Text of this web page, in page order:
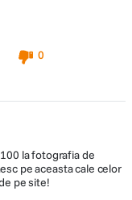
0
la fotografia de
pe aceasta cale celor
pe site!